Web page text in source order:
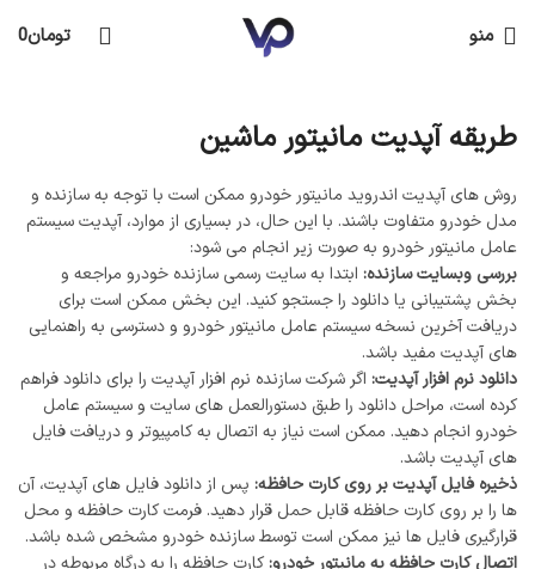
منو تومان0
طریقه آپدیت مانیتور ماشین
روش های آپدیت اندروید مانیتور خودرو ممکن است با توجه به سازنده و
مدل خودرو متفاوت باشند. با این حال، در بسیاری از موارد، آپدیت سیستم
عامل مانیتور خودرو به صورت زیر انجام می ‌شود:
بررسی وبسایت سازنده: ابتدا به سایت رسمی سازنده خودرو مراجعه و
بخش پشتیبانی یا دانلود را جستجو کنید. این بخش ممکن است برای
دریافت آخرین نسخه سیستم عامل مانیتور خودرو و دسترسی به راهنمایی
‌های آپدیت مفید باشد.
دانلود نرم ‌افزار آپدیت: اگر شرکت سازنده نرم ‌افزار آپدیت را برای دانلود فراهم
کرده است، مراحل دانلود را طبق دستورالعمل‌ های سایت و سیستم ‌عامل
خودرو انجام دهید. ممکن است نیاز به اتصال به کامپیوتر و دریافت فایل
‌های آپدیت باشد.
ذخیره فایل آپدیت بر روی کارت حافظه: پس از دانلود فایل ‌های آپدیت، آن‌
ها را بر روی کارت حافظه قابل حمل قرار دهید. فرمت کارت حافظه و محل
قرارگیری فایل ‌ها نیز ممکن است توسط سازنده خودرو مشخص شده باشد.
اتصال کارت حافظه به مانیتور خودرو:کارت حافظه را به درگاه مربوطه در